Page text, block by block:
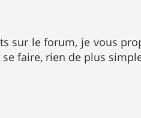
sur le forum, je vous
faire, rien de plus